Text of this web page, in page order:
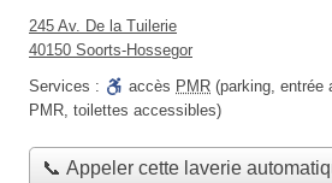
245 Av. De la Tuilerie
40150 Soorts-Hossegor
Services :
accès PMR (parking, entrée
PMR, toilettes accessibles)
📞 Appeler cette laverie